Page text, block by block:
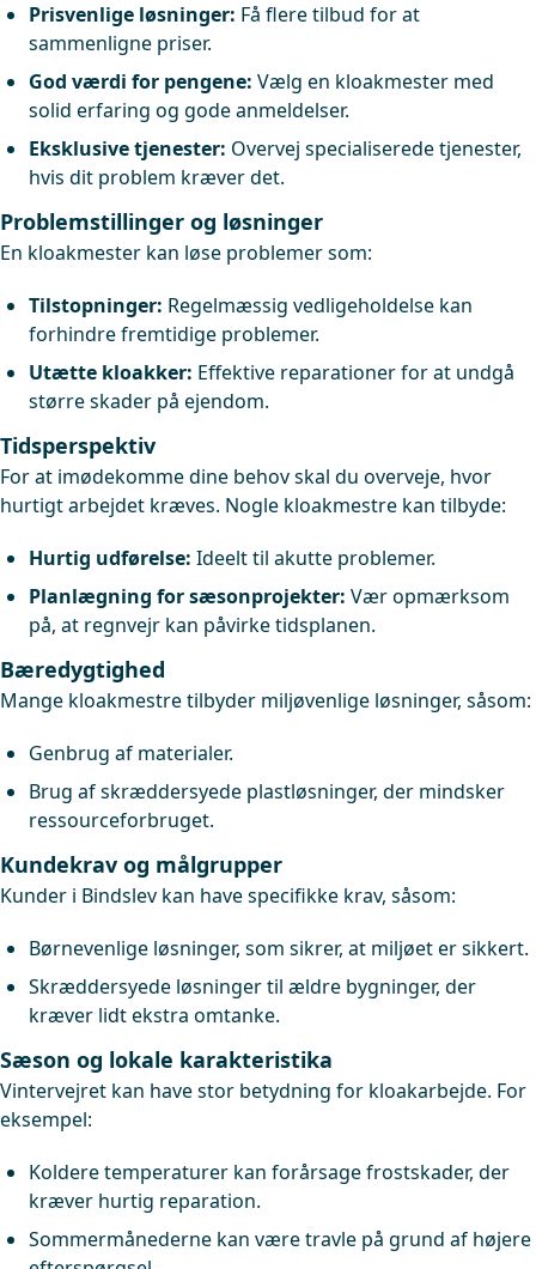
Prisvenlige løsninger: Få flere tilbud for at
sammenligne priser.
God værdi for pengene: Vælg en kloakmester med
solid erfaring og gode anmeldelser.
Eksklusive tjenester: Overvej specialiserede tjenester,
hvis dit problem kræver det.
Problemstillinger og løsninger
En kloakmester kan løse problemer som:
Tilstopninger: Regelmæssig vedligeholdelse kan
forhindre fremtidige problemer.
Utætte kloakker: Effektive reparationer for at undgå
større skader på ejendom.
Tidsperspektiv
For at imødekomme dine behov skal du overveje, hvor
hurtigt arbejdet kræves. Nogle kloakmestre kan tilbyde:
Hurtig udførelse: Ideelt til akutte problemer.
Planlægning for sæsonprojekter: Vær opmærksom
på, at regnvejr kan påvirke tidsplanen.
Bæredygtighed
Mange kloakmestre tilbyder miljøvenlige løsninger, såsom:
Genbrug af materialer.
Brug af skræddersyede plastløsninger, der mindsker
ressourceforbruget.
Kundekrav og målgrupper
Kunder i Bindslev kan have specifikke krav, såsom:
Børnevenlige løsninger, som sikrer, at miljøet er sikkert.
Skræddersyede løsninger til ældre bygninger, der
kræver lidt ekstra omtanke.
Sæson og lokale karakteristika
Vintervejret kan have stor betydning for kloakarbejde. For
eksempel:
Koldere temperaturer kan forårsage frostskader, der
kræver hurtig reparation.
Sommermånederne kan være travle på grund af højere